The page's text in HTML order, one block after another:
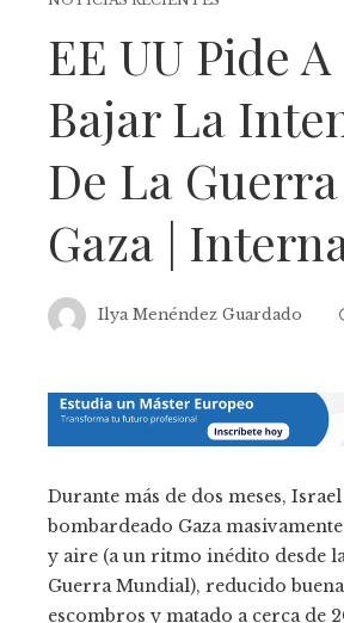
EE UU Pide
Bajar La
De La
Gaza |
Ilya Menéndez Guardado
Durante más de dos meses,
bombardeado Gaza
y aire (a un ritmo inédito desde
Guerra Mundial), reducido
escombros y matado a cerca de